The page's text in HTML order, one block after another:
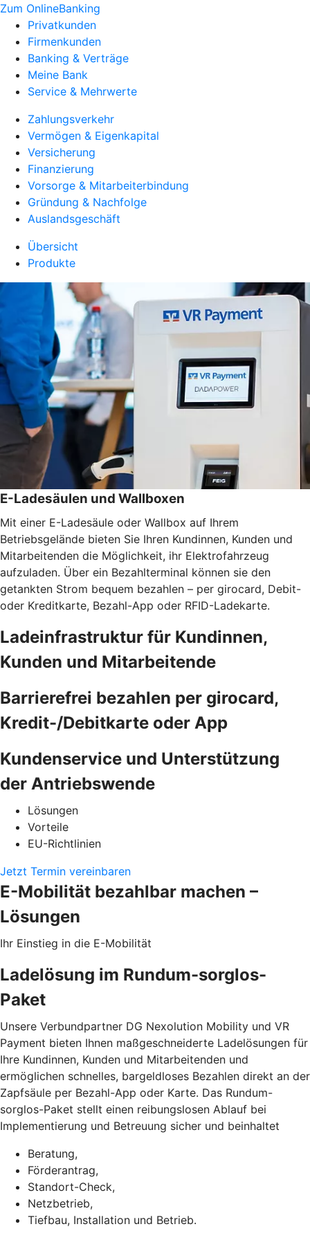
Zum OnlineBanking
Privatkunden
Firmenkunden
Banking & Verträge
Meine Bank
Service & Mehrwerte
Zahlungsverkehr
Vermögen & Eigenkapital
Versicherung
Finanzierung
Vorsorge & Mitarbeiterbindung
Gründung & Nachfolge
Auslandsgeschäft
Übersicht
Produkte
E-Ladesäulen und Wallboxen
Mit einer E-Ladesäule oder Wallbox auf Ihrem
Betriebsgelände bieten Sie Ihren Kundinnen, Kunden und
Mitarbeitenden die Möglichkeit, ihr Elektrofahrzeug
aufzuladen. Über ein Bezahlterminal können sie den
getankten Strom bequem bezahlen – per girocard, Debit-
oder Kreditkarte, Bezahl-App oder RFID-Ladekarte.
Ladeinfrastruktur für Kundinnen,
Kunden und Mitarbeitende
Barrierefrei bezahlen per girocard,
Kredit-/Debitkarte oder App
Kundenservice und Unterstützung
der Antriebswende
Lösungen
Vorteile
EU-Richtlinien
Jetzt Termin vereinbaren
E-Mobilität bezahlbar machen –
Lösungen
Ihr Einstieg in die E-Mobilität
Ladelösung im Rundum-sorglos-
Paket
Unsere Verbundpartner DG Nexolution Mobility und VR
Payment bieten Ihnen maßgeschneiderte Ladelösungen für
Ihre Kundinnen, Kunden und Mitarbeitenden und
ermöglichen schnelles, bargeldloses Bezahlen direkt an der
Zapfsäule per Bezahl-App oder Karte. Das Rundum-
sorglos-Paket stellt einen reibungslosen Ablauf bei
Implementierung und Betreuung sicher und beinhaltet
Beratung,
Förderantrag,
Standort-Check,
Netzbetrieb,
Tiefbau, Installation und Betrieb.